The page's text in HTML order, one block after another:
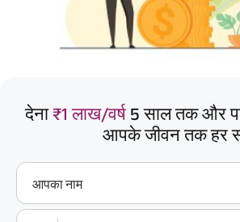
देना₹1 लाख/वर्ष 5 साल तक और
आपके जीवन तक हर
आपका नाम